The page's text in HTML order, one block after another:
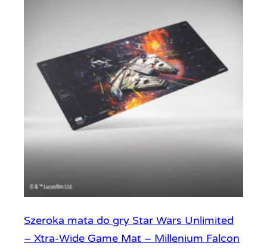
Szeroka mata do gry Star Wars Unlimited
– Xtra-Wide Game Mat – Millenium Falcon